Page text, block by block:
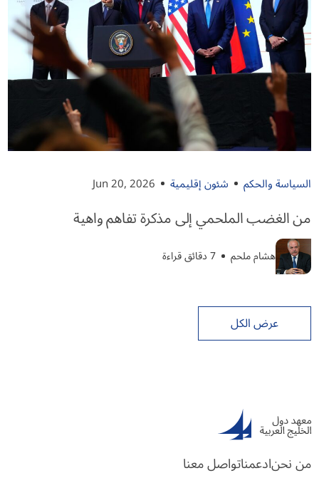
السياسة والحكم شئون إقليمية Jun 20, 2026
من الغضب الملحمي إلى مذكرة تفاهم واهية
هشام ملحم 7 دقائق قراءة
عرض الكل
من نحنادعمناتواصل معنا